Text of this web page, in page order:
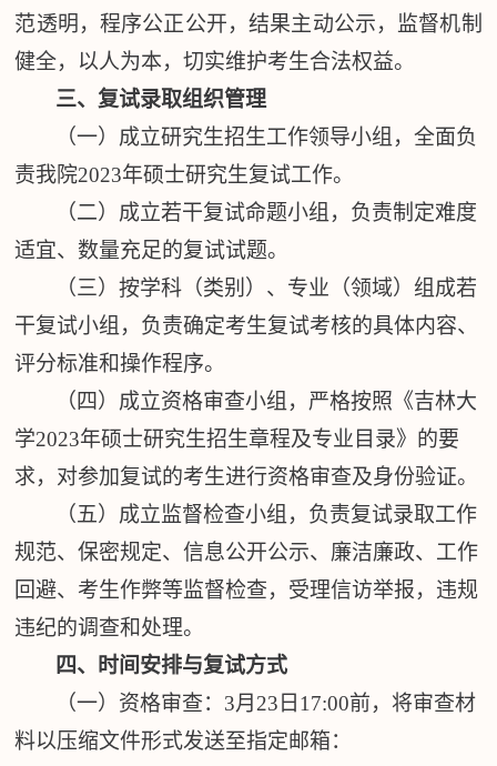
范透明，程序公正公开，结果主动公示，监督机制
健全，以人为本，切实维护考生合法权益。
三、复试录取组织管理
（一）成立研究生招生工作领导小组，全面负
责我院2023年硕士研究生复试工作。
（二）成立若干复试命题小组，负责制定难度
适宜、数量充足的复试试题。
（三）按学科（类别）、专业（领域）组成若
干复试小组，负责确定考生复试考核的具体内容、
评分标准和操作程序。
（四）成立资格审查小组， 严格按照《吉林大
学2023年硕士研究生招生章程及专业目录》的要
求，对参加复试的考生进行资格审查及身份验证。
（五）成立监督检查小组，负责复试录取工作
规范、保密规定、信息公开公示、廉洁廉政、工作
回避、考生作弊等监督检查，受理信访举报，违规
违纪的调查和处理。
四、时间安排与复试方式
（一）资格审查： 3月23 日 17:00前，将审查材
料以压缩文件形式发送至指定邮箱：